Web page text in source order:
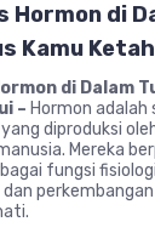
Hormon di
Kamu
di Dalam
– Hormon adalah
diproduksi
Mereka
fungsi